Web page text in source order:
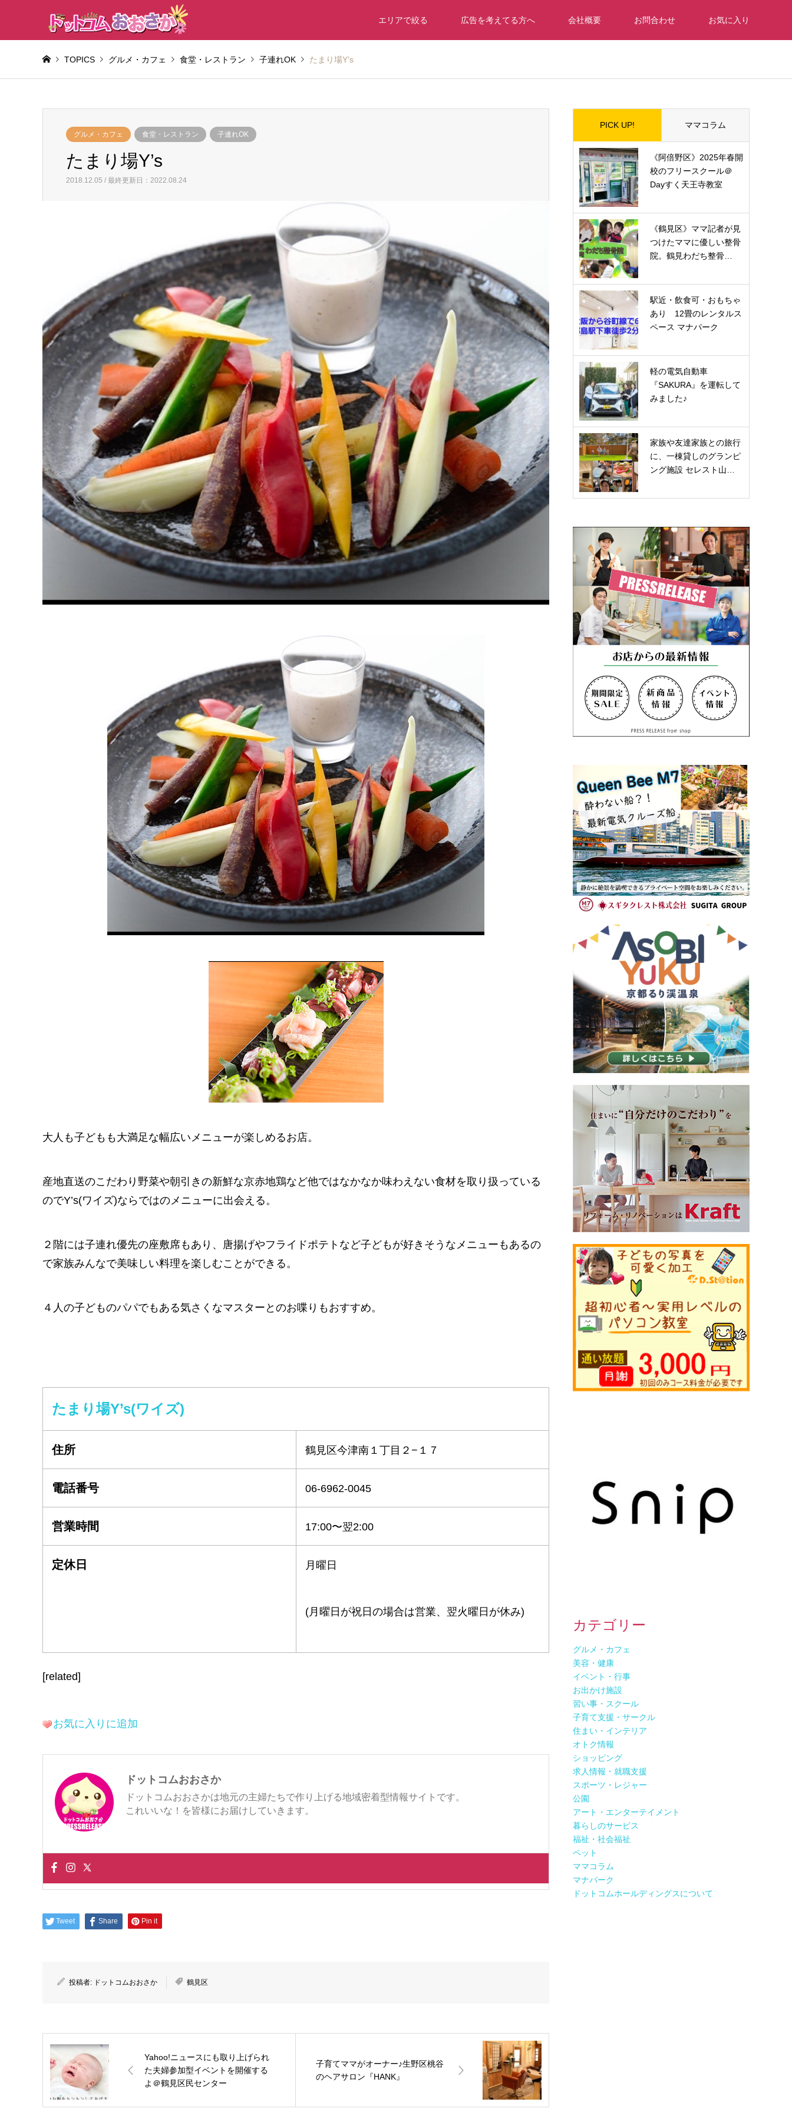
エリアで絞る 広告を考えてる方へ 会社概要 お問合わせ お気に入り
TOPICS グルメ・カフェ 食堂・レストラン 子連れOK たまり場Y’s
グルメ・カフェ 食堂・レストラン 子連れOK
たまり場Y’s
2018.12.05 / 最終更新日：2022.08.24
大人も子どもも大満足な幅広いメニューが楽しめるお店。
産地直送のこだわり野菜や朝引きの新鮮な京赤地鶏など他ではなかなか味わえない食材を取り扱っている
のでY’s(ワイズ)ならではのメニューに出会える。
２階には子連れ優先の座敷席もあり、唐揚げやフライドポテトなど子どもが好きそうなメニューもあるの
で家族みんなで美味しい料理を楽しむことができる。
４人の子どものパパでもある気さくなマスターとのお喋りもおすすめ。
たまり場Y’s(ワイズ)
住所 鶴見区今津南１丁目２−１７
電話番号 06-6962-0045
営業時間 17:00〜翌2:00
定休日 月曜日
(月曜日が祝日の場合は営業、翌火曜日が休み)
[related]
お気に入りに追加
ドットコムおおさか
ドットコムおおさかは地元の主婦たちで作り上げる地域密着型情報サイトです。
これいいな！を皆様にお届けしていきます。
Tweet Share Pin it
投稿者: ドットコムおおさか 鶴見区
Yahoo!ニュースにも取り上げられ
た夫婦参加型イベントを開催する
よ＠鶴見区民センター
子育てママがオーナー♪生野区桃谷
のヘアサロン『HANK』
PICK UP! ママコラム
《阿倍野区》2025年春開
校のフリースクール＠
Dayすく天王寺教室
《鶴見区》ママ記者が見
つけたママに優しい整骨
院。鶴見わだち整骨…
駅近・飲食可・おもちゃ
あり 12畳のレンタルス
ペース マナパーク
軽の電気自動車
『SAKURA』を運転して
みました♪
家族や友達家族との旅行
に、一棟貸しのグランピ
ング施設 セレスト山…
カテゴリー
グルメ・カフェ
美容・健康
イベント・行事
お出かけ施設
習い事・スクール
子育て支援・サークル
住まい・インテリア
オトク情報
ショッピング
求人情報・就職支援
スポーツ・レジャー
公園
アート・エンターテイメント
暮らしのサービス
福祉・社会福祉
ペット
ママコラム
マナパーク
ドットコムホールディングスについて